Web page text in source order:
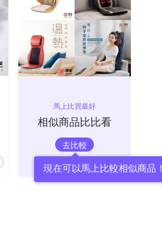
馬上比買最好
相似商品比比看
去比較
現在可以馬上比較相似商品！